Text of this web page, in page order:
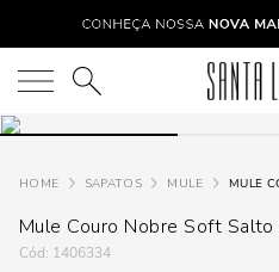
O que você está procurando?
SAPATOS MULE
Mule Couro Nobre Soft Salto
: 1406334